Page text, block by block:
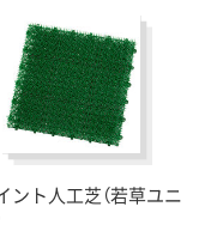
ント人工芝（若草ユニ